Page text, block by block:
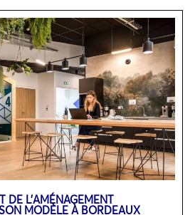
DE L’AMÉNAGEMENT
MODÈLE À BORDEAUX